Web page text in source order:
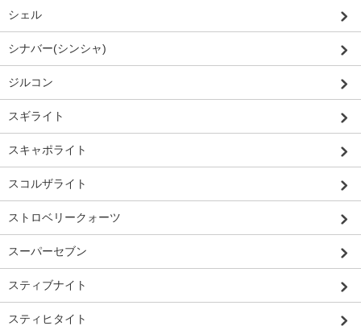
シェル
シナバー(シンシャ)
ジルコン
スギライト
スキャポライト
スコルザライト
ストロベリークォーツ
スーパーセブン
スティブナイト
スティヒタイト